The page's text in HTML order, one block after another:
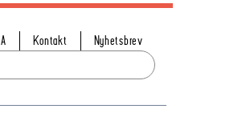
Kontakt Nyhetsbrev